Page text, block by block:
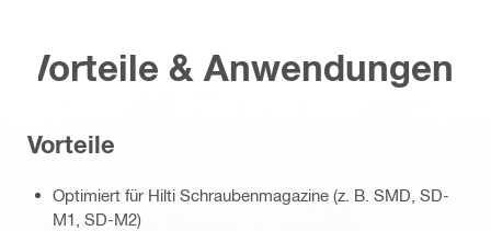
Vorteile & Anwendungen
Vorteile
Optimiert für Hilti Schraubenmagazine (z. B. SMD, SD-
M1, SD-M2)